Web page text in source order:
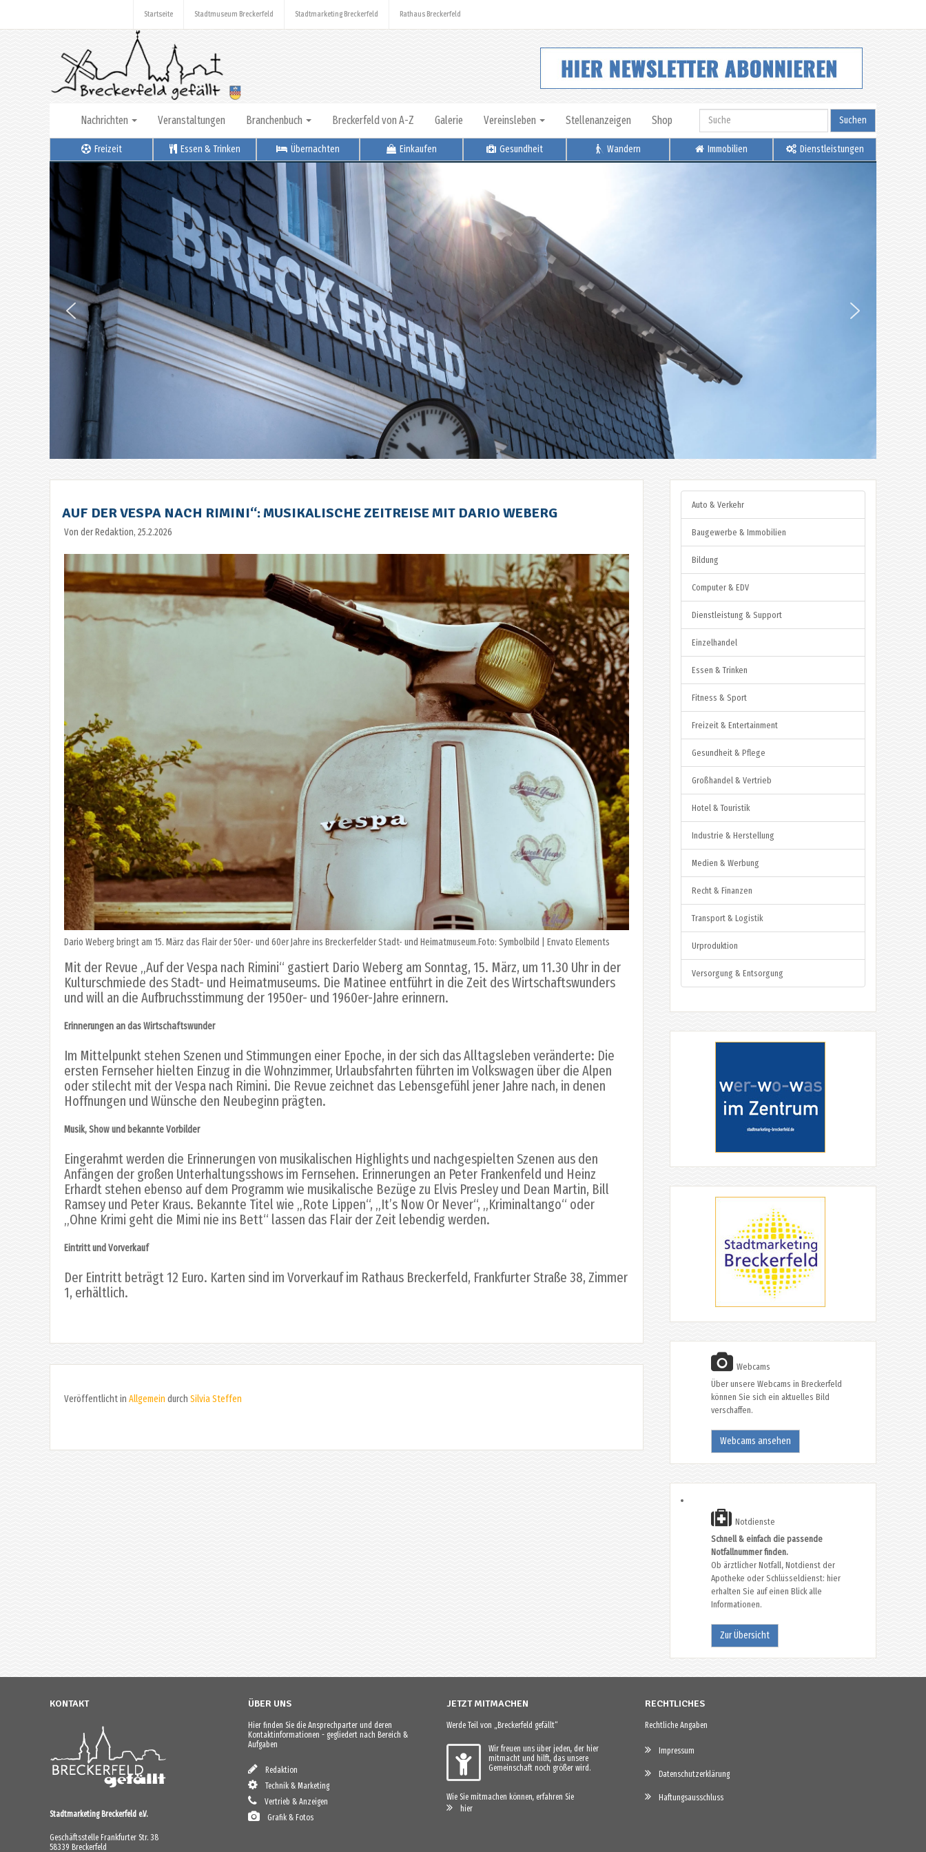
Startseite Stadtmuseum Breckerfeld Stadtmarketing Breckerfeld Rathaus Breckerfeld
Nachrichten Veranstaltungen Branchenbuch Breckerfeld von A-Z Galerie Vereinsleben Stellenanzeigen Shop Suchen
Freizeit Essen & Trinken Übernachten Einkaufen Gesundheit Wandern Immobilien Dienstleistungen
AUF DER VESPA NACH RIMINI“: MUSIKALISCHE ZEITREISE MIT DARIO WEBERG
Von der Redaktion, 25.2.2026
Dario Weberg bringt am 15. März das Flair der 50er- und 60er Jahre ins Breckerfelder Stadt- und Heimatmuseum.Foto: Symbolbild | Envato Elements
Mit der Revue „Auf der Vespa nach Rimini“ gastiert Dario Weberg am Sonntag, 15. März, um 11.30 Uhr in der
Kulturschmiede des Stadt- und Heimatmuseums. Die Matinee entführt in die Zeit des Wirtschaftswunders
und will an die Aufbruchsstimmung der 1950er- und 1960er-Jahre erinnern.
Erinnerungen an das Wirtschaftswunder
Im Mittelpunkt stehen Szenen und Stimmungen einer Epoche, in der sich das Alltagsleben veränderte: Die
ersten Fernseher hielten Einzug in die Wohnzimmer, Urlaubsfahrten führten im Volkswagen über die Alpen
oder stilecht mit der Vespa nach Rimini. Die Revue zeichnet das Lebensgefühl jener Jahre nach, in denen
Hoffnungen und Wünsche den Neubeginn prägten.
Musik, Show und bekannte Vorbilder
Eingerahmt werden die Erinnerungen von musikalischen Highlights und nachgespielten Szenen aus den
Anfängen der großen Unterhaltungsshows im Fernsehen. Erinnerungen an Peter Frankenfeld und Heinz
Erhardt stehen ebenso auf dem Programm wie musikalische Bezüge zu Elvis Presley und Dean Martin, Bill
Ramsey und Peter Kraus. Bekannte Titel wie „Rote Lippen“, „It’s Now Or Never“, „Kriminaltango“ oder
„Ohne Krimi geht die Mimi nie ins Bett“ lassen das Flair der Zeit lebendig werden.
Eintritt und Vorverkauf
Der Eintritt beträgt 12 Euro. Karten sind im Vorverkauf im Rathaus Breckerfeld, Frankfurter Straße 38, Zimmer
1, erhältlich.
Veröffentlicht in Allgemein durch Silvia Steffen
Auto & Verkehr
Baugewerbe & Immobilien
Bildung
Computer & EDV
Dienstleistung & Support
Einzelhandel
Essen & Trinken
Fitness & Sport
Freizeit & Entertainment
Gesundheit & Pflege
Großhandel & Vertrieb
Hotel & Touristik
Industrie & Herstellung
Medien & Werbung
Recht & Finanzen
Transport & Logistik
Urproduktion
Versorgung & Entsorgung
Webcams
Über unsere Webcams in Breckerfeld
können Sie sich ein aktuelles Bild
verschaffen.
Webcams ansehen
Notdienste
Schnell & einfach die passende
Notfallnummer finden.
Ob ärztlicher Notfall, Notdienst der
Apotheke oder Schlüsseldienst: hier
erhalten Sie auf einen Blick alle
Informationen.
Zur Übersicht
KONTAKT
Stadtmarketing Breckerfeld e.V.
Geschäftsstelle Frankfurter Str. 38
58339 Breckerfeld
ÜBER UNS
Hier finden Sie die Ansprechparter und deren
Kontaktinformationen - gegliedert nach Bereich &
Aufgaben
Redaktion
Technik & Marketing
Vertrieb & Anzeigen
Grafik & Fotos
JETZT MITMACHEN
Werde Teil von „Breckerfeld gefällt“
Wir freuen uns über jeden, der hier
mitmacht und hilft, das unsere
Gemeinschaft noch größer wird.
Wie Sie mitmachen können, erfahren Sie
hier
RECHTLICHES
Rechtliche Angaben
Impressum
Datenschutzerklärung
Haftungsausschluss